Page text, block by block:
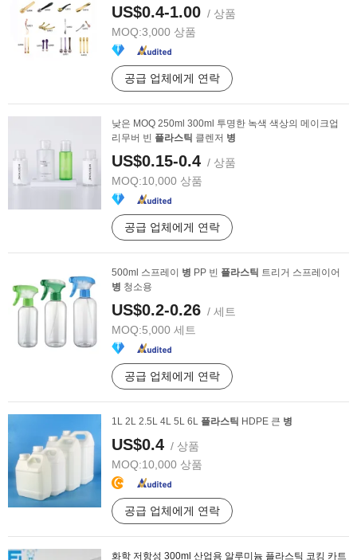
US$0.4-1.00 / 상품
MOQ:3,000 상품
공급 업체에게 연락
낮은 MOQ 250ml 300ml 투명한 녹색 색상의 메이크업
리무버 빈 플라스틱 클렌저 병
US$0.15-0.4 / 상품
MOQ:10,000 상품
공급 업체에게 연락
500ml 스프레이 병 PP 빈 플라스틱 트리거 스프레이어
병 청소용
US$0.2-0.26 / 세트
MOQ:5,000 세트
공급 업체에게 연락
1L 2L 2.5L 4L 5L 6L 플라스틱 HDPE 큰 병
US$0.4 / 상품
MOQ:10,000 상품
공급 업체에게 연락
화학 저항성 300ml 산업용 알루미늄 플라스틱 코킹 카트